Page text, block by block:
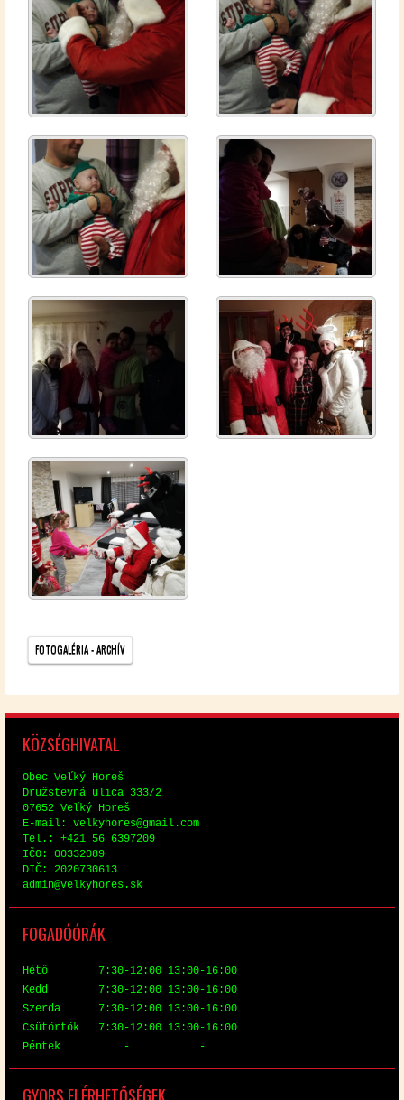
FO­TO­GA­LÉ­RIA - AR­CHÍV
KÖZ­SÉG­HI­VA­TAL
Obec Veľký Horeš
Družstev­ná uli­ca 333/2
07652 Veľký Horeš
E-mail: vel­ky­hores@​gmail.​com
Tel.: +421 56 6397209
IČO: 00332089
DIČ: 2020730613
ad­min@​vel​kyho​res.​sk
FO­GA­DÓ­ÓRÁK
Hé­tő 7:30-12:00 13:00-16:00
Kedd 7:30-12:00 13:00-16:00
Szer­da 7:30-12:00 13:00-16:00
Csü­tör­tök 7:30-12:00 13:00-16:00
Pén­tek - -